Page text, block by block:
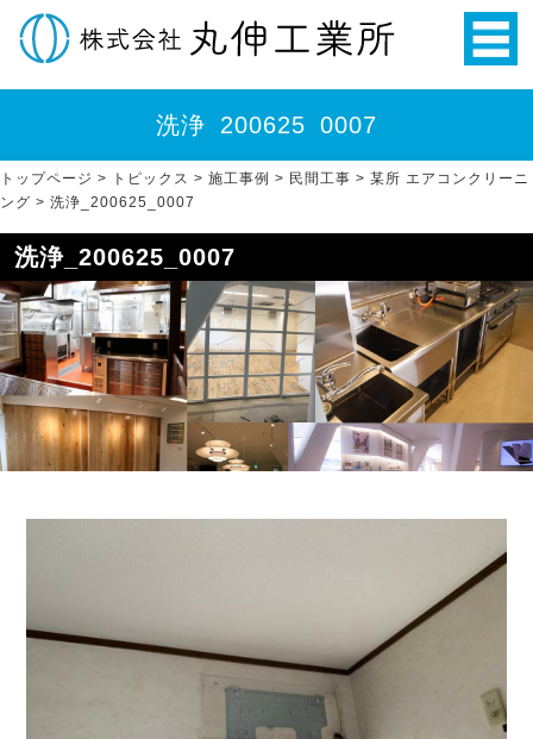
洗浄_200625_0007
トップページ > トピックス > 施工事例 > 民間工事 > 某所 エアコンクリーニ
ング > 洗浄_200625_0007
洗浄_200625_0007